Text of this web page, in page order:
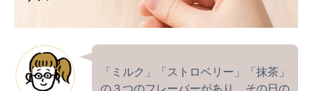
「ミルク」「ストロベリー」「抹茶」
の３つのフレーバーがあり、その日の